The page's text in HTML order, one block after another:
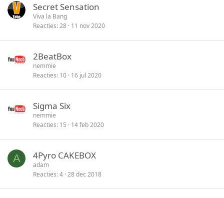
Secret Sensation
Viva la Bang
Reacties 28 11 nov 2020
2BeatBox
nemmie
Reacties 10 16 jul 2020
Sigma Six
nemmie
Reacties 15 14 feb 2020
A 4Pyro CAKEBOX
adam
Reacties 4 28 dec 2018